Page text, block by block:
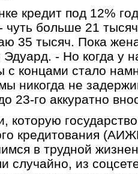
кредит под 12%
чуть больше 21
35 тысяч. Пока
Эдуард. - Но когда у
с концами стало
никогда не
23-го аккуратно
кредитования
в трудной
случайно, из